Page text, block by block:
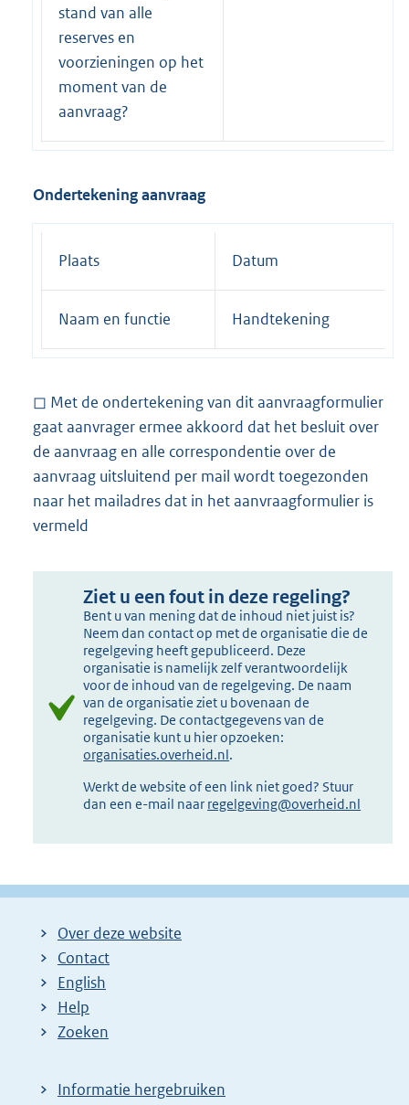
stand van alle
reserves en
voorzieningen op het
moment van de
aanvraag?
Ondertekening aanvraag
Plaats Datum
Naam en functie Handtekening
◻︎ Met de ondertekening van dit aanvraagformulier
gaat aanvrager ermee akkoord dat het besluit over
de aanvraag en alle correspondentie over de
aanvraag uitsluitend per mail wordt toegezonden
naar het mailadres dat in het aanvraagformulier is
vermeld
Ziet u een fout in deze regeling?
Bent u van mening dat de inhoud niet juist is?
Neem dan contact op met de organisatie die de
regelgeving heeft gepubliceerd. Deze
organisatie is namelijk zelf verantwoordelijk
voor de inhoud van de regelgeving. De naam
van de organisatie ziet u bovenaan de
regelgeving. De contactgegevens van de
organisatie kunt u hier opzoeken:
organisaties.overheid.nl.
Werkt de website of een link niet goed? Stuur
dan een e-mail naar regelgeving@overheid.nl
Over deze website
Contact
English
Help
Zoeken
Informatie hergebruiken